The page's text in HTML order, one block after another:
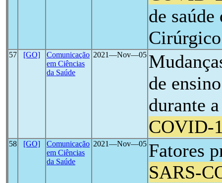
de
Cirúrgico
57 [GO]
Comunicação
em Ciências
da Saúde
2021―Nov―05
de
durante
COVID-
58 [GO]
Comunicação
em Ciências
da Saúde
2021―Nov―05 Fatores
SARS-